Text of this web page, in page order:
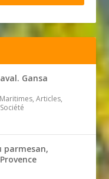
Gansa
Articles,
parmesan,